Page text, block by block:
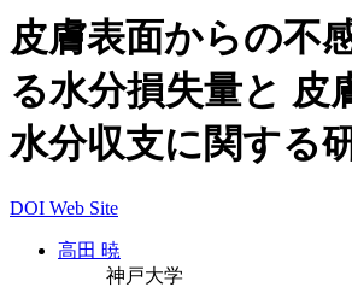
皮膚表面からの不
る水分損失量と 皮
水分収支に関する
DOI Web Site
高田 暁
神戸大学